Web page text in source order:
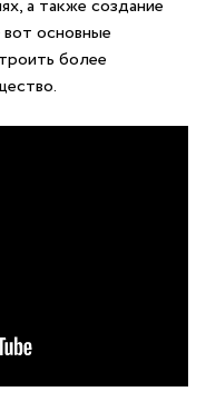
а‌ также создание
основные
более